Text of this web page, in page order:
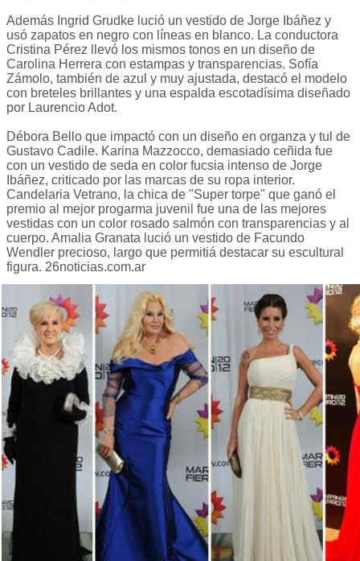
Además Ingrid Grudke lució un vestido de Jorge Ibáñez y
usó zapatos en negro con líneas en blanco. La conductora
Cristina Pérez llevó los mismos tonos en un diseño de
Carolina Herrera con estampas y transparencias. Sofía
Zámolo, también de azul y muy ajustada, destacó el modelo
con breteles brillantes y una espalda escotadísima diseñado
por Laurencio Adot.
Débora Bello que impactó con un diseño en organza y tul de
Gustavo Cadile. Karina Mazzocco, demasiado ceñida fue
con un vestido de seda en color fucsia intenso de Jorge
Ibáñez, criticado por las marcas de su ropa interior.
Candelaria Vetrano, la chica de "Super torpe" que ganó el
premio al mejor progarma juvenil fue una de las mejores
vestidas con un color rosado salmón con transparencias y al
cuerpo. Amalia Granata lució un vestido de Facundo
Wendler precioso, largo que permitiá destacar su escultural
figura. 26noticias.com.ar